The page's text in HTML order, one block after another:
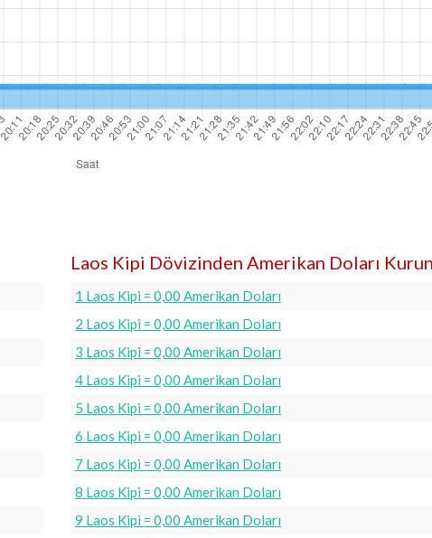
Laos Kipi Dövizinden Amerikan Doları
1 Laos Kipi = 0,00 Amerikan Doları
2 Laos Kipi = 0,00 Amerikan Doları
3 Laos Kipi = 0,00 Amerikan Doları
4 Laos Kipi = 0,00 Amerikan Doları
5 Laos Kipi = 0,00 Amerikan Doları
6 Laos Kipi = 0,00 Amerikan Doları
7 Laos Kipi = 0,00 Amerikan Doları
8 Laos Kipi = 0,00 Amerikan Doları
9 Laos Kipi = 0,00 Amerikan Doları